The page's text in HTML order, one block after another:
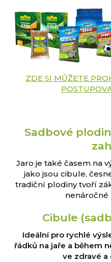
ZDE SI MŮŽETE
Sadbové
Jaro je také časem na
jako jsou cibule,
tradiční plodiny tvoří
nenáročné
Cibule
Ideální pro rychlé
řádků na jaře a během
ve zdravé a